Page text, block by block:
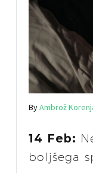
ByAmbrož
14 Feb:
boljšega